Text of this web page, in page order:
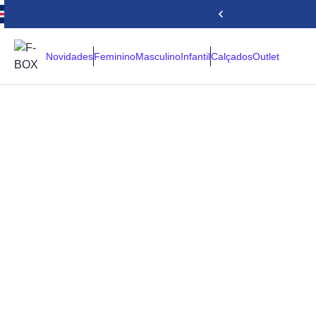
NovidadesFemininoMasculinoInfantilCalçadosOutlet